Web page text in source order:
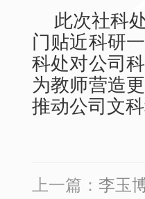
此次社科
门贴近科研
科处对公司
为教师营造
推动公司文
上一篇： 李玉